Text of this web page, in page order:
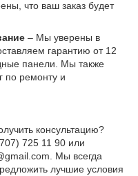
что ваш заказ будет
– Мы уверены в
гарантию от 12
панели. Мы также
по ремонту и
консультацию?
725 11 90 или
Мы всегда
лучшие условия